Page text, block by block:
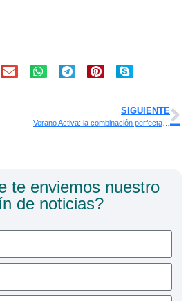
SIGUIENTE
Verano Activa: la combinación perfecta de diversión, aprendizaje y conciliación
te enviemos nuestro
de noticias?